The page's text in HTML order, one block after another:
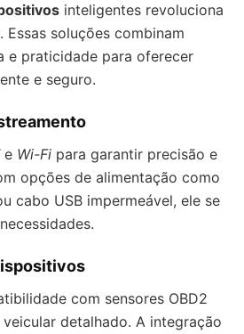
inteligentes revoluciona
soluções combinam
e praticidade para oferecer
e seguro.
e Wi-Fi para garantir precisão e
opções de alimentação como
cabo USB impermeável, ele se
com sensores OBD2
detalhado. A integração